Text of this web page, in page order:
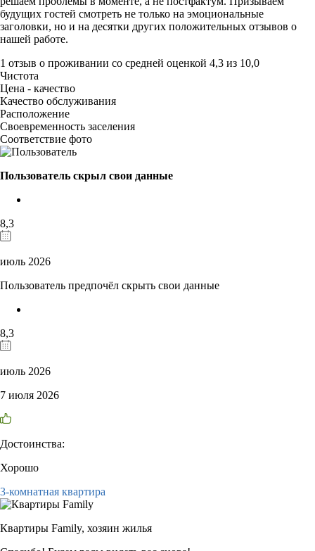
будущих гостей смотреть не только на эмоциональные
заголовки, но и на десятки других положительных отзывов о
нашей работе.
1 отзыв о проживании со средней оценкой 4,3 из 10,0
Чистота
Цена - качество
Качество обслуживания
Расположение
Своевременность заселения
Соответствие фото
Пользователь скрыл свои данные
8,3
июль 2026
Пользователь предпочёл скрыть свои данные
8,3
июль 2026
7 июля 2026
Достоинства:
Хорошо
3-комнатная квартира
Квартиры Family, хозяин жилья